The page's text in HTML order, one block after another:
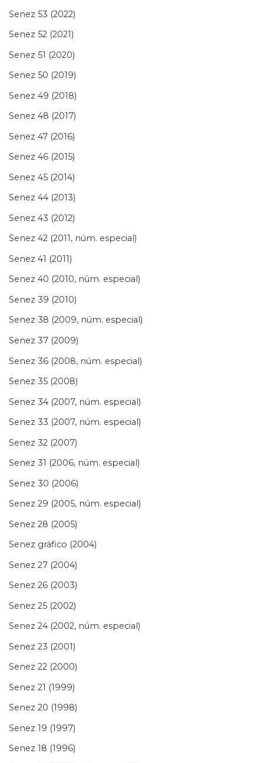
Senez 53 (2022)
Senez 52 (2021)
Senez 51 (2020)
Senez 50 (2019)
Senez 49 (2018)
Senez 48 (2017)
Senez 47 (2016)
Senez 46 (2015)
Senez 45 (2014)
Senez 44 (2013)
Senez 43 (2012)
Senez 42 (2011, núm. especial)
Senez 41 (2011)
Senez 40 (2010, núm. especial)
Senez 39 (2010)
Senez 38 (2009, núm. especial)
Senez 37 (2009)
Senez 36 (2008, núm. especial)
Senez 35 (2008)
Senez 34 (2007, núm. especial)
Senez 33 (2007, núm. especial)
Senez 32 (2007)
Senez 31 (2006, núm. especial)
Senez 30 (2006)
Senez 29 (2005, núm. especial)
Senez 28 (2005)
Senez gráfico (2004)
Senez 27 (2004)
Senez 26 (2003)
Senez 25 (2002)
Senez 24 (2002, núm. especial)
Senez 23 (2001)
Senez 22 (2000)
Senez 21 (1999)
Senez 20 (1998)
Senez 19 (1997)
Senez 18 (1996)